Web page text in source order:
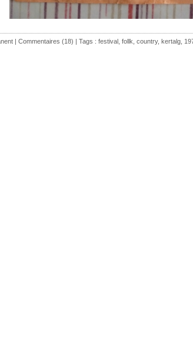
| Commentaires (18) | Tags : festival follk country, kertalg